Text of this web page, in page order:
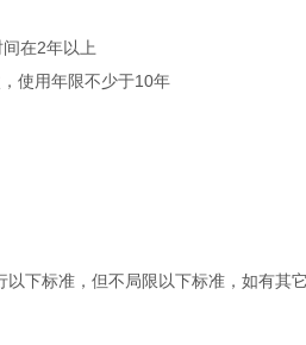
在2年以上
使用年限不少于10年
下标准，但不局限以下标准，如有其